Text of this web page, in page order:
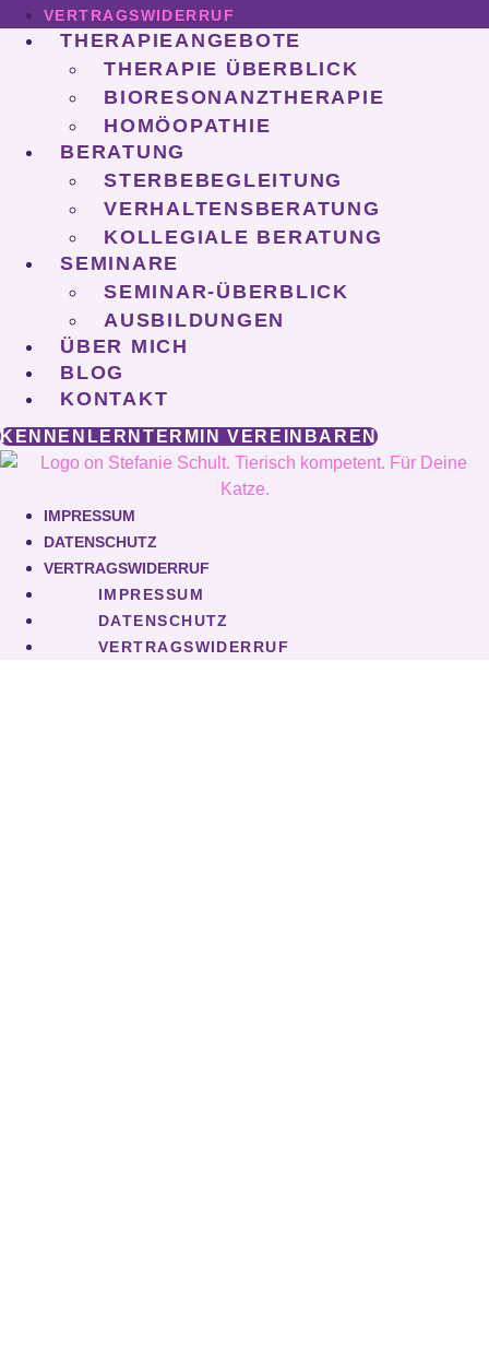
VERTRAGSWIDERRUF
THERAPIEANGEBOTE
THERAPIE ÜBERBLICK
BIORESONANZTHERAPIE
HOMÖOPATHIE
BERATUNG
STERBEBEGLEITUNG
VERHALTENSBERATUNG
KOLLEGIALE BERATUNG
SEMINARE
SEMINAR-ÜBERBLICK
AUSBILDUNGEN
ÜBER MICH
BLOG
KONTAKT
KENNENLERNTERMIN VEREINBAREN
IMPRESSUM
DATENSCHUTZ
VERTRAGSWIDERRUF
IMPRESSUM
DATENSCHUTZ
VERTRAGSWIDERRUF